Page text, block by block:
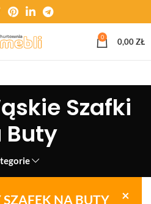
0 0,00ZŁ
Szafki
Buty
×
NA BUTY